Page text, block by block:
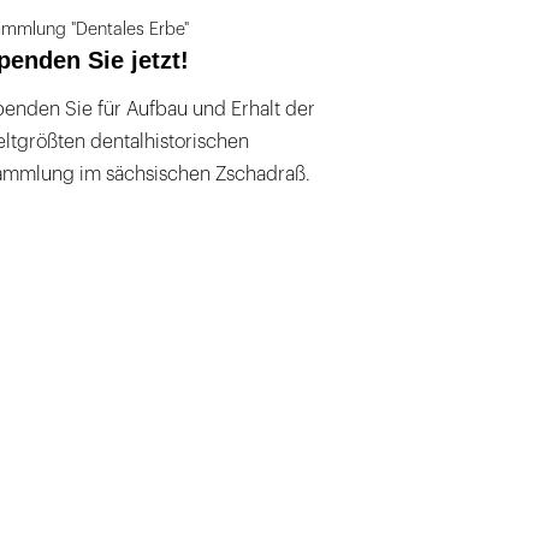
"Dentales Erbe"
Sie jetzt!
Sie für Aufbau und Erhalt der
dentalhistorischen
im sächsischen Zschadraß.